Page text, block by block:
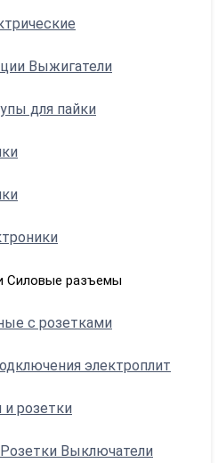
Выжигатели
для пайки
Силовые разъемы
с розетками
электроплит
розетки
Выключатели